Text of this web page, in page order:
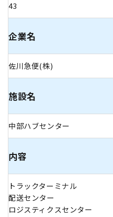
43
企業名
佐川急便(株)
施設名
中部ハブセンター
内容
トラックターミナル
配送センター
ロジスティクスセンター